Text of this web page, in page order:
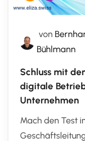
von
Bühlmann
Schluss mit
digitale
Unternehmen
Mach den Test